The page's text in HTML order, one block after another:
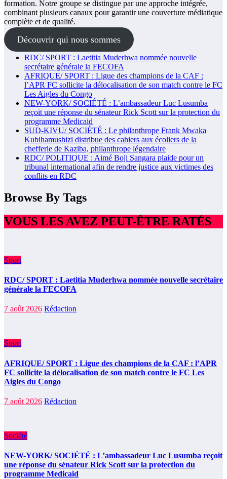
formation. Notre groupe se distingue par une approche intégrée,
combinant plusieurs canaux pour garantir une couverture médiatique
complète et de qualité.
Découvrir qui nous sommes
RDC/ SPORT : Laetitia Muderhwa nommée nouvelle
secrétaire générale la FECOFA
AFRIQUE/ SPORT : Ligue des champions de la CAF :
l’APR FC sollicite la délocalisation de son match contre le FC
Les Aigles du Congo
NEW-YORK/ SOCIÉTÉ : L’ambassadeur Luc Lusumba
reçoit une réponse du sénateur Rick Scott sur la protection du
programme Medicaid
SUD-KIVU/ SOCIÉTÉ : Le philanthrope Frank Mwaka
Kubihamushizi distribue des cahiers aux écoliers de la
chefferie de Kaziba, philanthrope légendaire
RDC/ POLITIQUE : Aimé Boji Sangara plaide pour un
tribunal international afin de rendre justice aux victimes des
conflits en RDC
Browse By Tags
VOUS LES AVEZ PEUT-ÊTRE RATÉS
Sport
RDC/ SPORT : Laetitia Muderhwa nommée nouvelle secrétaire
générale la FECOFA
7 août 2026 Rédaction
Sport
AFRIQUE/ SPORT : Ligue des champions de la CAF : l’APR
FC sollicite la délocalisation de son match contre le FC Les
Aigles du Congo
7 août 2026 Rédaction
Société
NEW-YORK/ SOCIÉTÉ : L’ambassadeur Luc Lusumba reçoit
une réponse du sénateur Rick Scott sur la protection du
programme Medicaid